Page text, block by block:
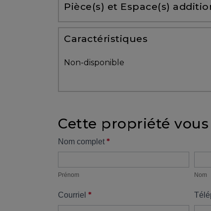
VENDRE
Pièce(s) et Espace(s)
Caractéristiques
Non-disponible
Cette propriété vous
Formulaire
Nom complet *
Prénom Nom
Courriel *